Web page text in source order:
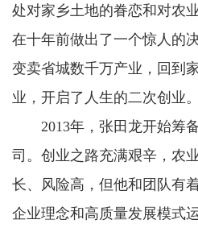
处对家乡土地的眷恋和对农
在十年前做出了一个惊人的
变卖省城数千万产业，回到
业，开启了人生的二次创业。
2013年，张田龙开始筹
司。创业之路充满艰辛，农
长、风险高，但他和团队有
企业理念和高质量发展模式